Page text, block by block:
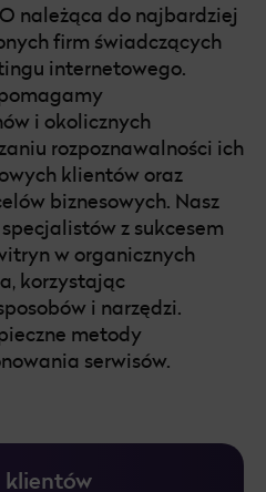
należąca do najbardziej
firm świadczących
internetowego.
i okolicznych
rozpoznawalności ich
klientów oraz
biznesowych. Nasz
z sukcesem
w organicznych
korzystając
i narzędzi.
metody
serwisów.
klientów